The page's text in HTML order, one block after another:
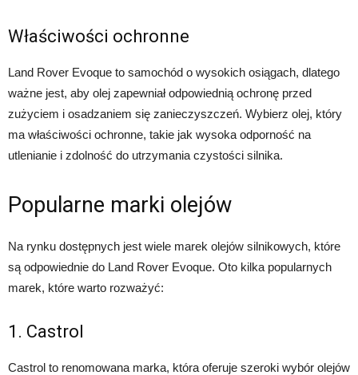
Właściwości ochronne
Land Rover Evoque to samochód o wysokich osiągach, dlatego
ważne jest, aby olej zapewniał odpowiednią ochronę przed
zużyciem i osadzaniem się zanieczyszczeń. Wybierz olej, który
ma właściwości ochronne, takie jak wysoka odporność na
utlenianie i zdolność do utrzymania czystości silnika.
Popularne marki olejów
Na rynku dostępnych jest wiele marek olejów silnikowych, które
są odpowiednie do Land Rover Evoque. Oto kilka popularnych
marek, które warto rozważyć:
1. Castrol
Castrol to renomowana marka, która oferuje szeroki wybór olejów